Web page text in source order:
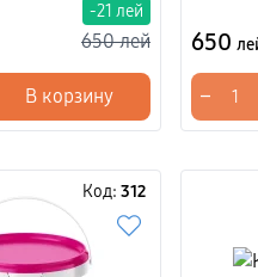
650 лей
-21 лей
В корзину
650
−
Код: 312